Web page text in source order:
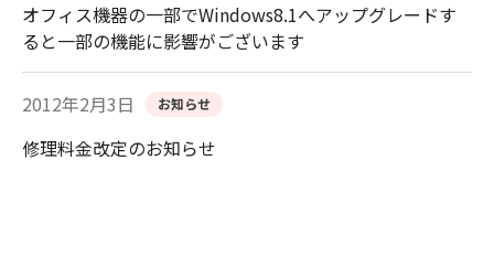
オフィス機器の一部でWindows8.1へアップグレードす
ると一部の機能に影響がございます
2012年2月3日 お知らせ
修理料金改定のお知らせ